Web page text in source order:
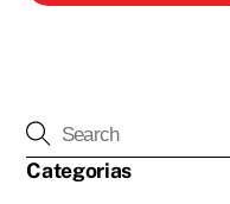
Categorias